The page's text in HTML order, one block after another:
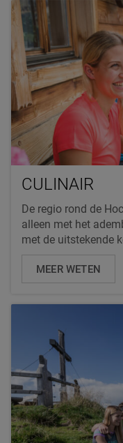
CULINAIR
De regio rond de
alleen met het
met de uitstekende
MEER WETEN